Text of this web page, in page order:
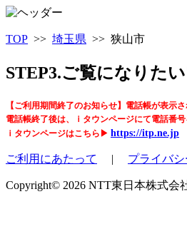
TOP >> 埼玉県 >> 狭山市
STEP3.ご覧になりた
【ご利用期間終了のお知らせ】電話帳が表示
電話帳終了後は、ｉタウンページにて電話番
ｉタウンページはこちら▶ https://itp.ne.jp
ご利用にあたって | プライバ
Copyright© 2026 NTT東日本株式